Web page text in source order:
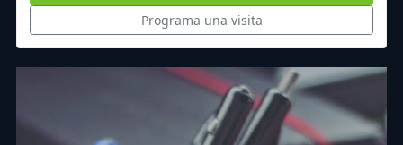
Programa una visita